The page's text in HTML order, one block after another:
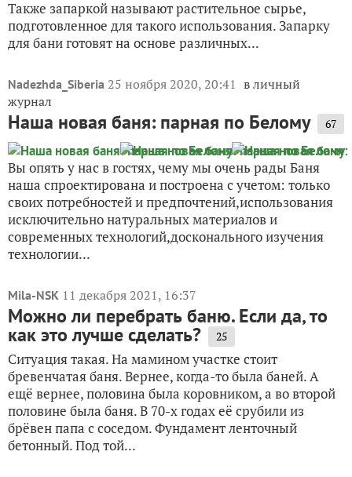
Также запаркой называют растительное сырье,
подготовленное для такого использования. Запарку
для бани готовят на основе различных...
Nadezhda_Siberia 25 ноября 2020, 20:41 в личный
журнал
Наша новая баня: парная по Белому 67
Вы опять у нас в гостях, чему мы очень рады Баня
наша спроектирована и построена с учетом: только
своих потребностей и предпочтений,использования
исключительно натуральных материалов и
современных технологий,досконального изучения
технологии...
Mila-NSK 11 декабря 2021, 16:37
Можно ли перебрать баню. Если да, то
как это лучше сделать? 25
Ситуация такая. На мамином участке стоит
бревенчатая баня. Вернее, когда-то была баней. А
ещё вернее, половина была коровником, а во второй
половине была баня. В 70-х годах её срубили из
брёвен папа с соседом. Фундамент ленточный
бетонный. Под той...